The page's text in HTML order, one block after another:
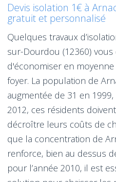
Devis isolation 1€ à
gratuit et personnalisé
Quelques travaux
sur-Dourdou (12360)
d'économiser en
foyer. La population de
augmentée de 31 en
2012, ces résidents
décroître leurs coûts de
que la concentration de
renforce, bien au dessus
pour l’année 2010, il est